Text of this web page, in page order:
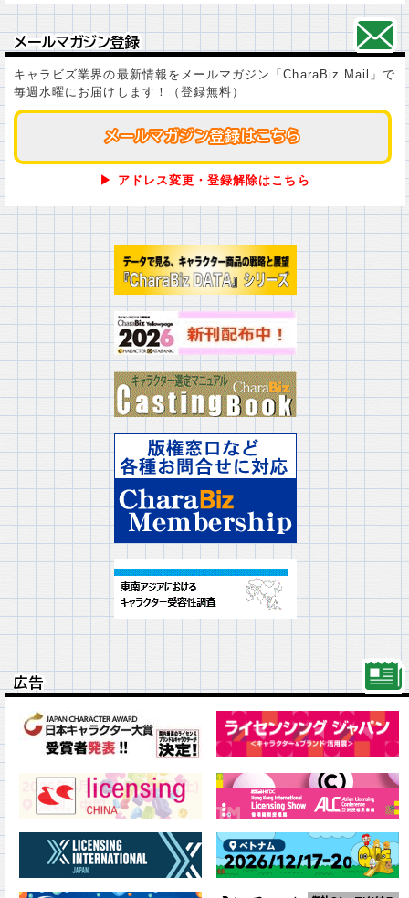
メールマガジン登録
メールマガジン登録
キャラビズ業界の最新情報をメールマガジン「CharaBiz Mail」で
毎週水曜にお届けします！（登録無料）
メールマガジン登録はこちら
メールマガジン登録はこちら
▶ アドレス変更・登録解除はこちら
広告
広告